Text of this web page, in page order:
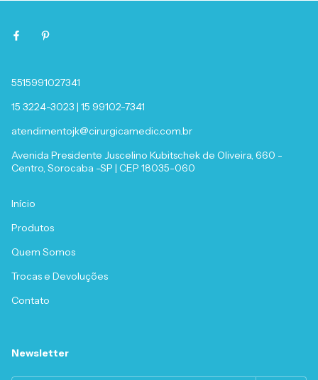
5515991027341
15 3224-3023 | 15 99102-7341
atendimentojk@cirurgicamedic.com.br
Avenida Presidente Juscelino Kubitschek de Oliveira, 660 -
Centro, Sorocaba -SP | CEP 18035-060
Início
Produtos
Quem Somos
Trocas e Devoluções
Contato
Newsletter